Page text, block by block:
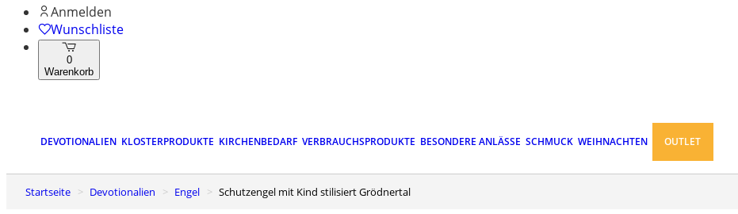
Anmelden
Wunschliste
0
Warenkorb
DEVOTIONALIEN KLOSTERPRODUKTE KIRCHENBEDARF VERBRAUCHSPRODUKTE BESONDERE ANLÄSSE SCHMUCK WEIHNACHTEN OUTLET
Startseite Devotionalien Engel Schutzengel mit Kind stilisiert Grödnertal